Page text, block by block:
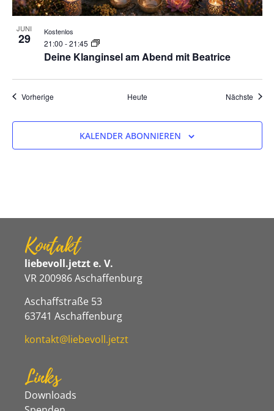
JUNI
29
Deine Klanginsel am Abend mit Beatrice
21:00 -21:45
Kostenlos
VorherigeVeranstaltungen Heute Nächste
KALENDER ABONNIEREN
Kontakt
liebevoll.jetzt e. V.
VR 200986 Aschaffenburg
Aschaffstraße 53
63741 Aschaffenburg
kontakt@liebevoll.jetzt
Links
Downloads